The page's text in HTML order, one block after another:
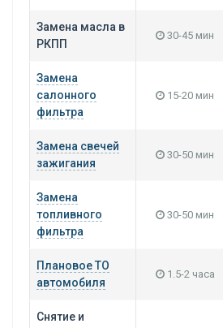
Замена масла в
РКПП
30-45 мин
Замена
салонного
фильтра
15-20 мин
Замена свечей
зажигания
30-50 мин
Замена
топливного
фильтра
30-50 мин
Плановое ТО
автомобиля
1.5-2 часа
Снятие и